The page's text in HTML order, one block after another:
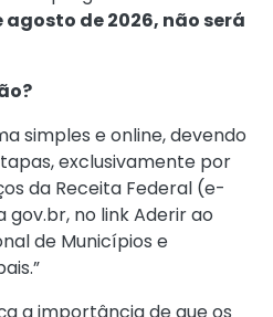
agosto de 2026, não será
simples e online, devendo
exclusivamente por
da Receita Federal (e-
gov.br, no linkAderir ao
de Municípios e